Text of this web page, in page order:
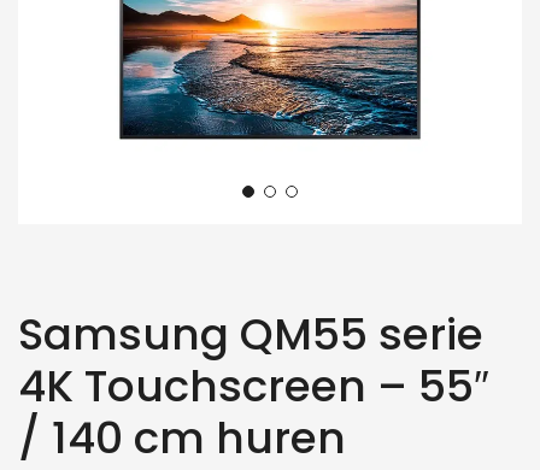
Samsung QM55 serie
4K Touchscreen – 55″
/ 140 cm huren